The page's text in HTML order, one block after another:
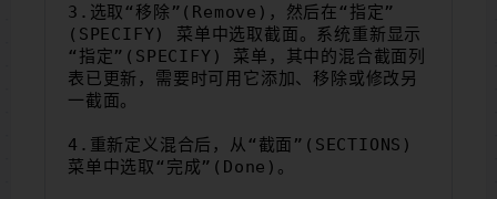
3.选取“移除”(Remove)，然后在“指定”
(SPECIFY) 菜单中选取截面。系统重新显示
“指定”(SPECIFY) 菜单，其中的混合截面列
表已更新，需要时可用它添加、移除或修改另
一截面。
4.重新定义混合后，从“截面”(SECTIONS)
菜单中选取“完成”(Done)。